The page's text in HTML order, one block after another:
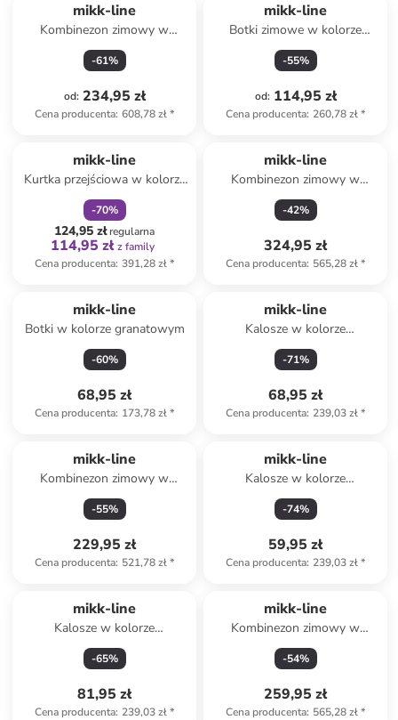
mikk-line
Kombinezon zimowy w
kolorze brązowym
-61%
od: 234,95 zł
Cena producenta: 608,78 zł*
mikk-line
Botki zimowe w kolorze
czarno-niebieskim
-55%
od: 114,95 zł
Cena producenta: 260,78 zł*
mikk-line
Kurtka przejściowa w kolorze
granatowym
-70%
124,95 złregularna
114,95 zł z family
Cena producenta: 391,28 zł*
mikk-line
Kombinezon zimowy w
kolorze zielonym
-42%
324,95 zł
Cena producenta: 565,28 zł*
mikk-line
Botki w kolorze granatowym
-60%
68,95 zł
Cena producenta: 173,78 zł*
mikk-line
Kalosze w kolorze
jasnobrązowym
-71%
68,95 zł
Cena producenta: 239,03 zł*
mikk-line
Kombinezon zimowy w
kolorze khaki
-55%
229,95 zł
Cena producenta: 521,78 zł*
mikk-line
Kalosze w kolorze
ciemnobrązowo-morskim
-74%
59,95 zł
Cena producenta: 239,03 zł*
mikk-line
Kalosze w kolorze
jasnobrązowym
-65%
81,95 zł
Cena producenta: 239,03 zł*
mikk-line
Kombinezon zimowy w
kolorze brązowym
-54%
259,95 zł
Cena producenta: 565,28 zł*